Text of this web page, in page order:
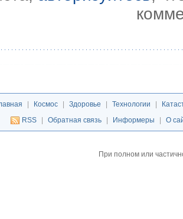
| Космос | Здоровье | Технологии |
RSS
| Обратная связь | Информеры | О
При полном или